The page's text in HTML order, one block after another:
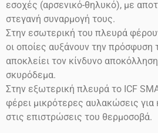
εσοχές (αρσενικό-θηλυκό), με
στεγανή συναρμογή τους.
Στην εσωτερική του πλευρά
οι οποίες αυξάνουν την πρόσφυση
αποκλείει τον κίνδυνο
σκυρόδεμα.
Στην εξωτερική πλευρά το ICF
φέρει μικρότερες αυλακώσεις
στις επιστρώσεις του θερμοσοβά.